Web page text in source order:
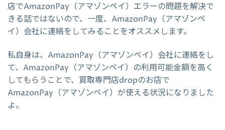
店でAmazonPay（アマゾンペイ）エラーの問題を解決で
きる話ではないので、一度、AmazonPay（アマゾンペ
イ）会社に連絡をしてみることをオススメします。
私自身は、AmazonPay（アマゾンペイ）会社に連絡をし
て、AmazonPay（アマゾンペイ）の利用可能金額を高く
してもらうことで、買取専門店dropのお店で
AmazonPay（アマゾンペイ）が使える状況になりました
よ。